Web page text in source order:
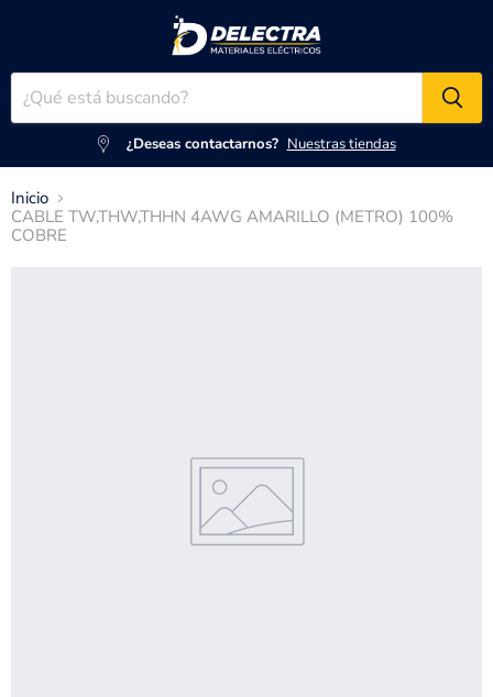
¿Deseas contactarnos? Nuestras tiendas
Inicio
CABLE TW,THW,THHN 4AWG AMARILLO (METRO) 100%
COBRE